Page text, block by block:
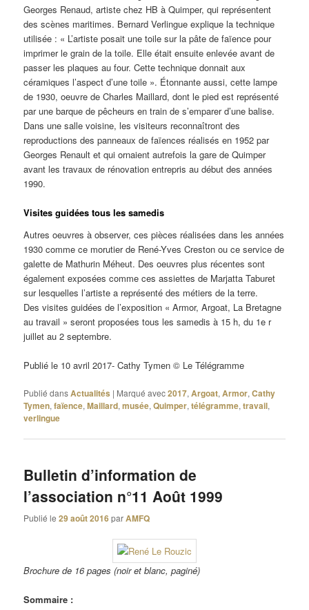
Georges Renaud, artiste chez HB à Quimper, qui représentent
des scènes maritimes. Bernard Verlingue explique la technique
utilisée : « L’artiste posait une toile sur la pâte de faïence pour
imprimer le grain de la toile. Elle était ensuite enlevée avant de
passer les plaques au four. Cette technique donnait aux
céramiques l’aspect d’une toile ». Étonnante aussi, cette lampe
de 1930, oeuvre de Charles Maillard, dont le pied est représenté
par une barque de pêcheurs en train de s’emparer d’une balise.
Dans une salle voisine, les visiteurs reconnaîtront des
reproductions des panneaux de faïences réalisés en 1952 par
Georges Renault et qui ornaient autrefois la gare de Quimper
avant les travaux de rénovation entrepris au début des années
1990.
Visites guidées tous les samedis
Autres oeuvres à observer, ces pièces réalisées dans les années
1930 comme ce morutier de René-Yves Creston ou ce service de
galette de Mathurin Méheut. Des oeuvres plus récentes sont
également exposées comme ces assiettes de Marjatta Taburet
sur lesquelles l’artiste a représenté des métiers de la terre.
Des visites guidées de l’exposition « Armor, Argoat, La Bretagne
au travail » seront proposées tous les samedis à 15 h, du 1e r
juillet au 2 septembre.
Publié le 10 avril 2017- Cathy Tymen © Le Télégramme
Publié dansActualités | Marqué avec2017,Argoat,Armor,Cathy
Tymen,faïence,Maillard,musée,Quimper,télégramme,travail,
verlingue
Bulletin d’information de
l’association n°11 Août 1999
Publié le29 août 2016parAMFQ
Brochure de 16 pages (noir et blanc, paginé)
Sommaire :